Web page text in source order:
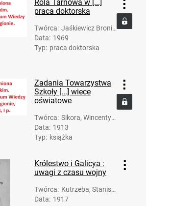
Rola Tarnowa w [...]
praca doktorska
Twórca: Jaśkiewicz Bronis
ław (1932-2009)
Data: 1969
Typ: praca doktorska
Zadania Towarzystwa
Szkoły [...] wiece
oświatowe
Twórca: Sikora, Wincenty
(1878-1958)
Data: 1913
Typ: książka
Królestwo i Galicya :
uwagi z czasu wojny
Twórca: Kutrzeba, Stanisł
aw (1876-1946)
Data: 1917